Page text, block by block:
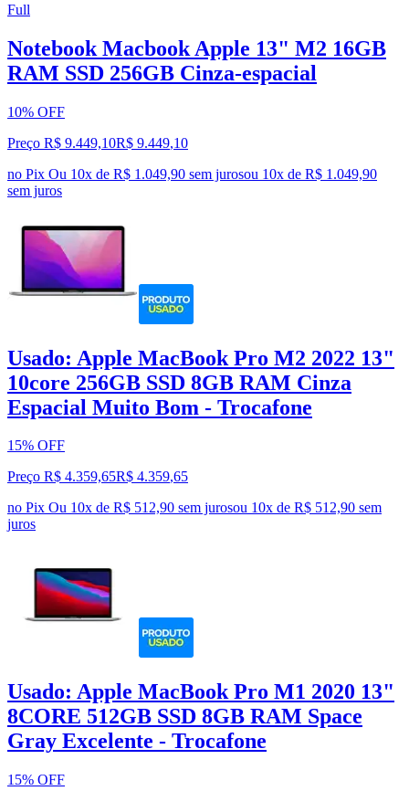
Full
Notebook Macbook Apple 13" M2 16GB
RAM SSD 256GB Cinza-espacial
10% OFF
Preço R$ 9.449,10R$ 9.449,10
no Pix Ou 10x de R$ 1.049,90 sem jurosou 10x de R$ 1.049,90
sem juros
Usado: Apple MacBook Pro M2 2022 13"
10core 256GB SSD 8GB RAM Cinza
Espacial Muito Bom - Trocafone
15% OFF
Preço R$ 4.359,65R$ 4.359,65
no Pix Ou 10x de R$ 512,90 sem jurosou 10x de R$ 512,90 sem
juros
Usado: Apple MacBook Pro M1 2020 13"
8CORE 512GB SSD 8GB RAM Space
Gray Excelente - Trocafone
15% OFF